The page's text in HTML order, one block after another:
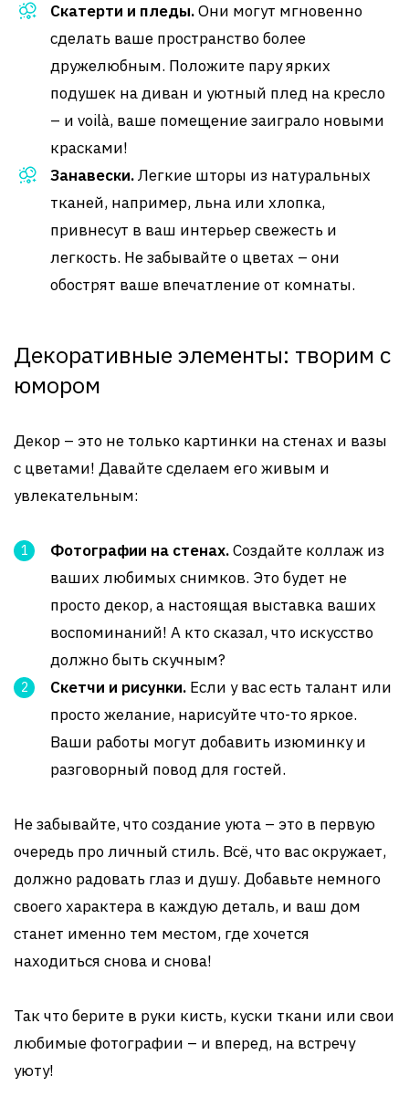
Скатерти и пледы.Они могут мгновенно
сделать ваше пространство более
дружелюбным. Положите пару ярких
подушек на диван и уютный плед на кресло
– и voilà, ваше помещение заиграло новыми
красками!
Занавески.Легкие шторы из натуральных
тканей, например, льна или хлопка,
привнесут в ваш интерьер свежесть и
легкость. Не забывайте о цветах – они
обострят ваше впечатление от комнаты.
Декоративные элементы: творим с
юмором
Декор – это не только картинки на стенах и вазы
с цветами! Давайте сделаем его живым и
увлекательным:
Фотографии на стенах.Создайте коллаж из
ваших любимых снимков. Это будет не
просто декор, а настоящая выставка ваших
воспоминаний! А кто сказал, что искусство
должно быть скучным?
Скетчи и рисунки. Если у вас есть талант или
просто желание, нарисуйте что-то яркое.
Ваши работы могут добавить изюминку и
разговорный повод для гостей.
Не забывайте, что создание уюта – это в первую
очередь про личный стиль. Всё, что вас окружает,
должно радовать глаз и душу. Добавьте немного
своего характера в каждую деталь, и ваш дом
станет именно тем местом, где хочется
находиться снова и снова!
Так что берите в руки кисть, куски ткани или свои
любимые фотографии – и вперед, на встречу
уюту!